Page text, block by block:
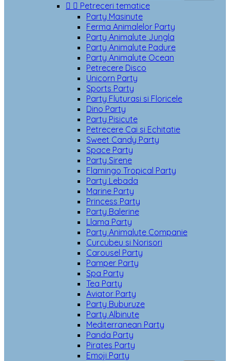
  Petreceri tematice
Party Masinute
Ferma Animalelor Party
Party Animalute Jungla
Party Animalute Padure
Party Animalute Ocean
Petrecere Disco
Unicorn Party
Sports Party
Party Fluturasi si Floricele
Dino Party
Party Pisicute
Petrecere Cai si Echitatie
Sweet Candy Party
Space Party
Party Sirene
Flamingo Tropical Party
Party Lebada
Marine Party
Princess Party
Party Balerine
Llama Party
Party Animalute Companie
Curcubeu si Norisori
Carousel Party
Pamper Party
Spa Party
Tea Party
Aviator Party
Party Buburuze
Party Albinute
Mediterranean Party
Panda Party
Pirates Party
Emoji Party